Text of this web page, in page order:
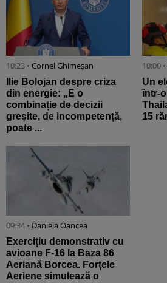
10:23 • Cornel Ghimeșan
Ilie Bolojan despre criza
din energie: „E o
combinație de decizii
greșite, de incompetență,
poate ...
10:00 •
Un
într-
15
09:34 • Daniela Oancea
Exercițiu demonstrativ cu
avioane F-16 la Baza 86
Aeriană Borcea. Forțele
Aeriene simulează o